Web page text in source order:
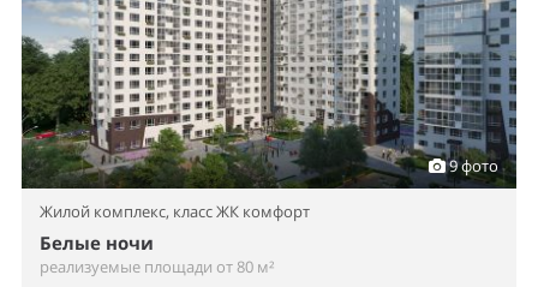
9 фото
Жилой комплекс, класс ЖК комфорт
Белые ночи
реализуемые площади от 80 м²